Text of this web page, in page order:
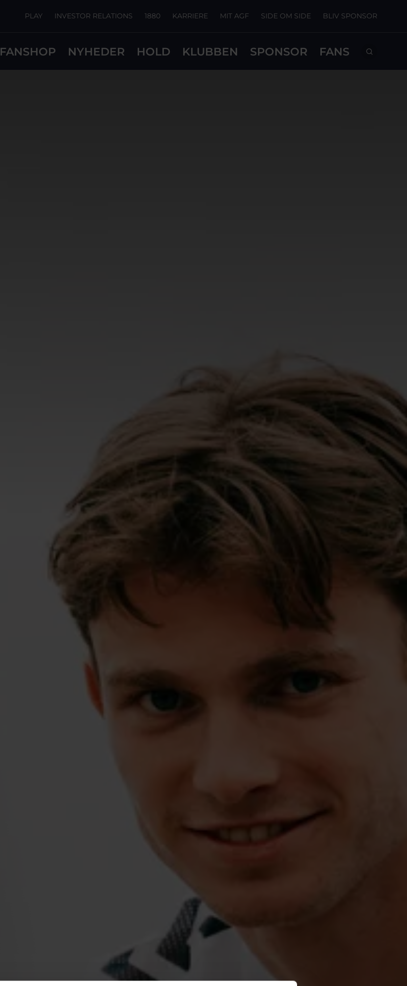
FANSHOP NYHEDER HOLD KLUBBEN SPONSOR FANS
PLAY INVESTOR RELATIONS 1880 KARRIERE MIT AGF SIDE OM SIDE BLIV SPONSOR